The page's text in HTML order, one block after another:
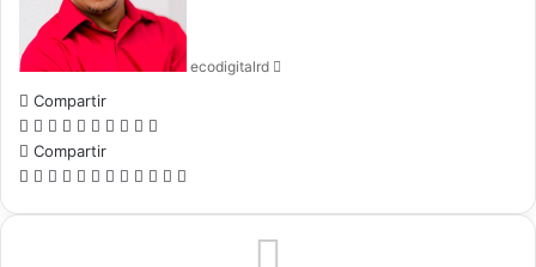
ecodigitalrd
Compartir
Facebook
X LinkedIn
Tumblr
Pinterest
Pocket
Skype
Messenger
Messenger
Compartir
Facebook
X LinkedIn
Tumblr
Pinterest
Reddit
VKontakte
Odnoklassniki
Pocket
SkypeCompartir